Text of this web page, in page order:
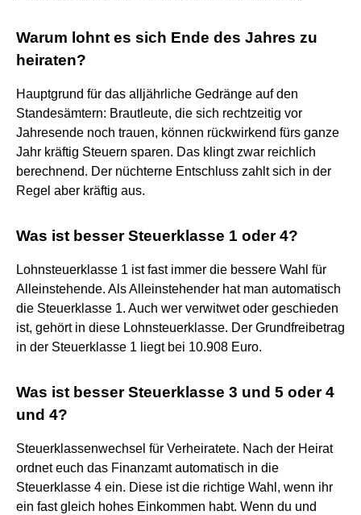
Warum lohnt es sich Ende des Jahres zu
heiraten?
Hauptgrund für das alljährliche Gedränge auf den
Standesämtern: Brautleute, die sich rechtzeitig vor
Jahresende noch trauen, können rückwirkend fürs ganze
Jahr kräftig Steuern sparen. Das klingt zwar reichlich
berechnend. Der nüchterne Entschluss zahlt sich in der
Regel aber kräftig aus.
Was ist besser Steuerklasse 1 oder 4?
Lohnsteuerklasse 1 ist fast immer die bessere Wahl für
Alleinstehende. Als Alleinstehender hat man automatisch
die Steuerklasse 1. Auch wer verwitwet oder geschieden
ist, gehört in diese Lohnsteuerklasse. Der Grundfreibetrag
in der Steuerklasse 1 liegt bei 10.908 Euro.
Was ist besser Steuerklasse 3 und 5 oder 4
und 4?
Steuerklassenwechsel für Verheiratete. Nach der Heirat
ordnet euch das Finanzamt automatisch in die
Steuerklasse 4 ein. Diese ist die richtige Wahl, wenn ihr
ein fast gleich hohes Einkommen habt. Wenn du und